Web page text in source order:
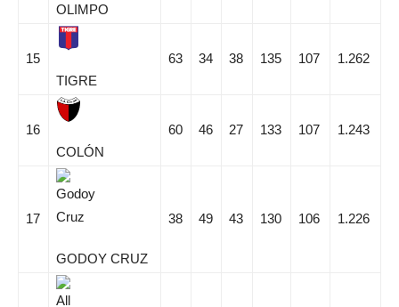
OLIMPO
15
TIGRE
63 34 38 135 107 1.262
16
COLÓN
60 46 27 133 107 1.243
17
GODOY CRUZ
38 49 43 130 106 1.226